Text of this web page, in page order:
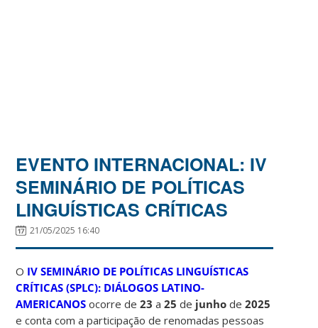
EVENTO INTERNACIONAL: IV
SEMINÁRIO DE POLÍTICAS
LINGUÍSTICAS CRÍTICAS
21/05/2025 16:40
O IV SEMINÁRIO DE POLÍTICAS LINGUÍSTICAS
CRÍTICAS (SPLC): DIÁLOGOS LATINO-
AMERICANOS ocorre de23a25 de junho de2025
e conta com a participação de renomadas pessoas